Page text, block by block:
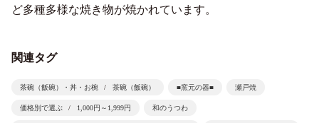
ど多種多様な焼き物が焼かれています。
関連タグ
茶碗（飯碗）・丼・お椀 茶碗（飯碗） ■窯元の器■ 瀬戸焼
価格別で選ぶ 1,000円～1,999円 和のうつわ